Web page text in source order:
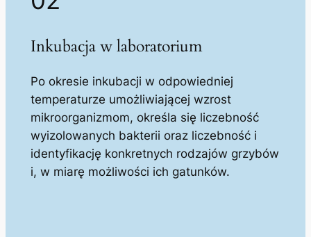
Inkubacja w laboratorium
Po okresie inkubacji w odpowiedniej
temperaturze umożliwiającej wzrost
mikroorganizmom, określa się liczebność
wyizolowanych bakterii oraz liczebność i
identyfikację konkretnych rodzajów grzybów
i, w miarę możliwości ich gatunków.